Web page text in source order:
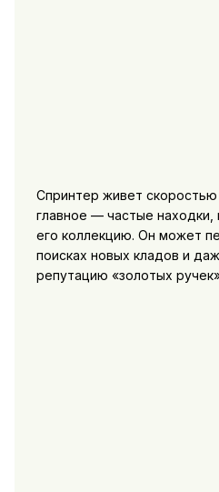
Спринтер живет
главное — частые
его коллекцию. Он может
поисках новых кладов и
репутацию «золотых